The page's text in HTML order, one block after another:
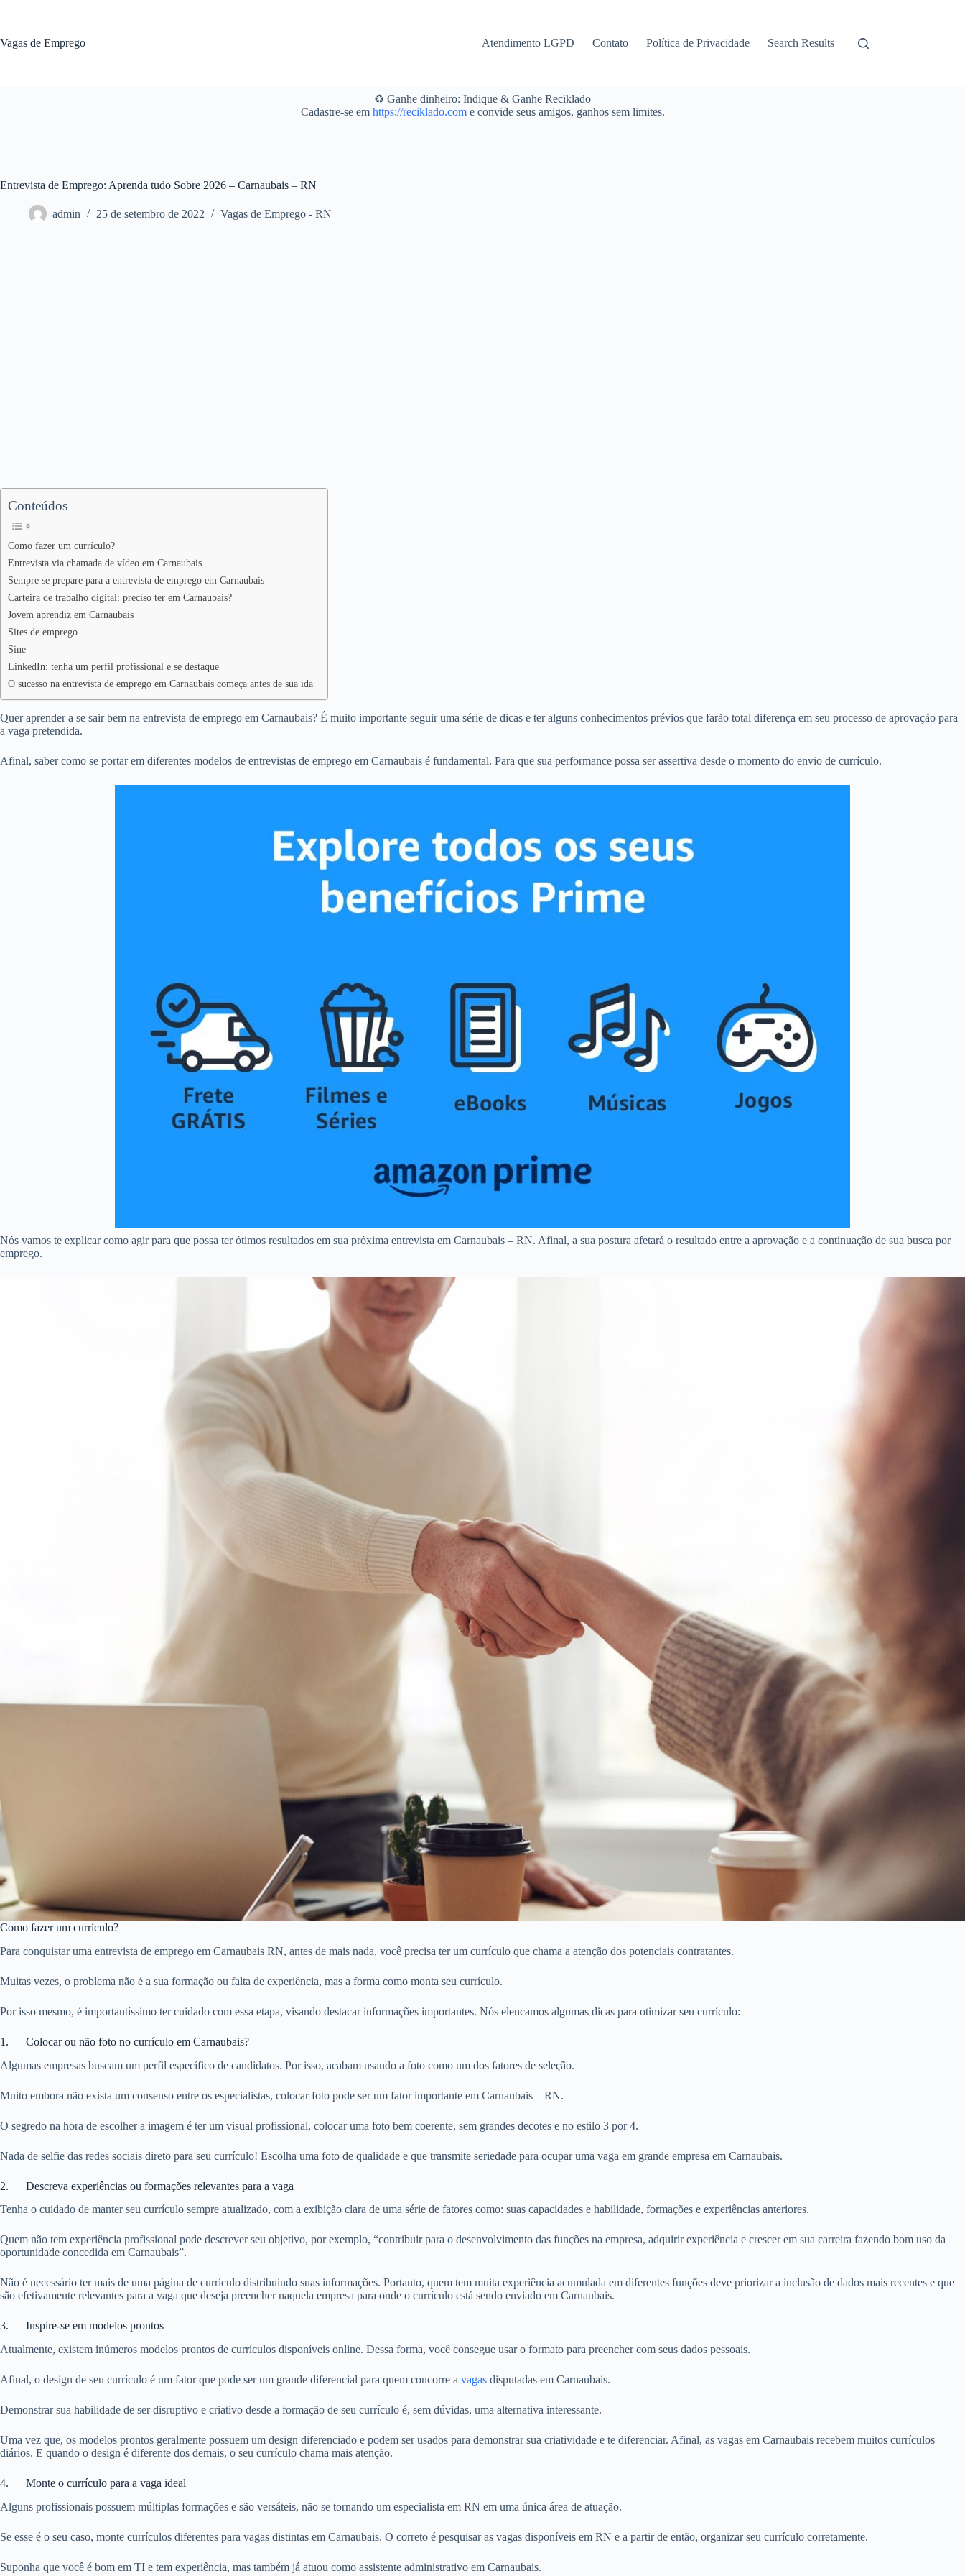
conteúdo
Vagas de Emprego Atendimento LGPD Contato Política de Privacidade Search Results
♻️ Ganhe dinheiro: Indique & Ganhe Reciklado
Cadastre-se em https://reciklado.come convide seus amigos, ganhos sem limites.
Entrevista de Emprego: Aprenda tudo Sobre 2026 – Carnaubais – RN
admin 25 de setembro de 2022 Vagas de Emprego - RN
Conteúdos
Como fazer um currículo?
Entrevista via chamada de vídeo em Carnaubais
Sempre se prepare para a entrevista de emprego em Carnaubais
Carteira de trabalho digital: preciso ter em Carnaubais?
Jovem aprendiz em Carnaubais
Sites de emprego
Sine
LinkedIn: tenha um perfil profissional e se destaque
O sucesso na entrevista de emprego em Carnaubais começa antes de sua ida
Quer aprender a se sair bem na entrevista de emprego em Carnaubais? É muito importante seguir uma série de dicas e ter alguns conhecimentos prévios que farão total diferença em seu processo de aprovação para
a vaga pretendida.
Afinal, saber como se portar em diferentes modelos de entrevistas de emprego em Carnaubais é fundamental. Para que sua performance possa ser assertiva desde o momento do envio de currículo.
Nós vamos te explicar como agir para que possa ter ótimos resultados em sua próxima entrevista em Carnaubais – RN. Afinal, a sua postura afetará o resultado entre a aprovação e a continuação de sua busca por
emprego.
Como fazer um currículo?
Para conquistar uma entrevista de emprego em Carnaubais RN, antes de mais nada, você precisa ter um currículo que chama a atenção dos potenciais contratantes.
Muitas vezes, o problema não é a sua formação ou falta de experiência, mas a forma como monta seu currículo.
Por isso mesmo, é importantíssimo ter cuidado com essa etapa, visando destacar informações importantes. Nós elencamos algumas dicas para otimizar seu currículo:
1. Colocar ou não foto no currículo em Carnaubais?
Algumas empresas buscam um perfil específico de candidatos. Por isso, acabam usando a foto como um dos fatores de seleção.
Muito embora não exista um consenso entre os especialistas, colocar foto pode ser um fator importante em Carnaubais – RN.
O segredo na hora de escolher a imagem é ter um visual profissional, colocar uma foto bem coerente, sem grandes decotes e no estilo 3 por 4.
Nada de selfie das redes sociais direto para seu currículo! Escolha uma foto de qualidade e que transmite seriedade para ocupar uma vaga em grande empresa em Carnaubais.
2. Descreva experiências ou formações relevantes para a vaga
Tenha o cuidado de manter seu currículo sempre atualizado, com a exibição clara de uma série de fatores como: suas capacidades e habilidade, formações e experiências anteriores.
Quem não tem experiência profissional pode descrever seu objetivo, por exemplo, “contribuir para o desenvolvimento das funções na empresa, adquirir experiência e crescer em sua carreira fazendo bom uso da
oportunidade concedida em Carnaubais”.
Não é necessário ter mais de uma página de currículo distribuindo suas informações. Portanto, quem tem muita experiência acumulada em diferentes funções deve priorizar a inclusão de dados mais recentes e que
são efetivamente relevantes para a vaga que deseja preencher naquela empresa para onde o currículo está sendo enviado em Carnaubais.
3. Inspire-se em modelos prontos
Atualmente, existem inúmeros modelos prontos de currículos disponíveis online. Dessa forma, você consegue usar o formato para preencher com seus dados pessoais.
Afinal, o design de seu currículo é um fator que pode ser um grande diferencial para quem concorre a vagas disputadas em Carnaubais.
Demonstrar sua habilidade de ser disruptivo e criativo desde a formação de seu currículo é, sem dúvidas, uma alternativa interessante.
Uma vez que, os modelos prontos geralmente possuem um design diferenciado e podem ser usados para demonstrar sua criatividade e te diferenciar. Afinal, as vagas em Carnaubais recebem muitos currículos
diários. E quando o design é diferente dos demais, o seu currículo chama mais atenção.
4. Monte o currículo para a vaga ideal
Alguns profissionais possuem múltiplas formações e são versáteis, não se tornando um especialista em RN em uma única área de atuação.
Se esse é o seu caso, monte currículos diferentes para vagas distintas em Carnaubais. O correto é pesquisar as vagas disponíveis em RN e a partir de então, organizar seu currículo corretamente.
Suponha que você é bom em TI e tem experiência, mas também já atuou como assistente administrativo em Carnaubais.